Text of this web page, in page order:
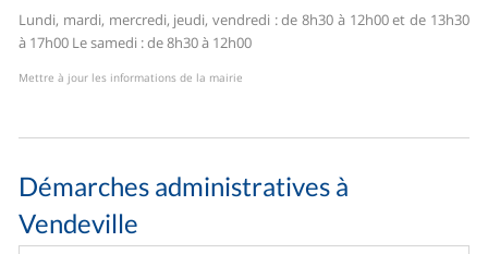
Lundi, mardi, mercredi, jeudi, vendredi : de 8h30 à 12h00 et de 13h30
à 17h00 Le samedi : de 8h30 à 12h00
Mettre à jour les informations de la mairie
Démarches administratives à
Vendeville